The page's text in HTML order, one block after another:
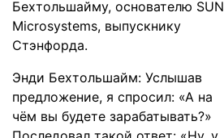
Бехтольшайму, основателю SUN
Microsystems, выпускнику
Стэнфорда.
Энди Бехтольшайм: Услышав
предложение, я спросил: «А на
чём вы будете зарабатывать?»